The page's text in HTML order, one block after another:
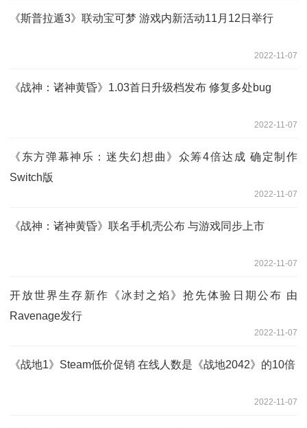
《斯普拉遁3》联动宝可梦 游戏内新活动11月12日举行
2022-11-07
《战神：诸神黄昏》1.03首日升级档发布 修复多处bug
2022-11-07
《东方弹幕神乐：迷失幻想曲》众筹4倍达成 确定制作
Switch版
2022-11-07
《战神：诸神黄昏》联名手机壳公布 与游戏同步上市
2022-11-07
开放世界生存新作《冰封之焰》抢先体验日期公布 由
Ravenage发行
2022-11-07
《战地1》Steam低价促销 在线人数是《战地2042》的10倍
2022-11-07